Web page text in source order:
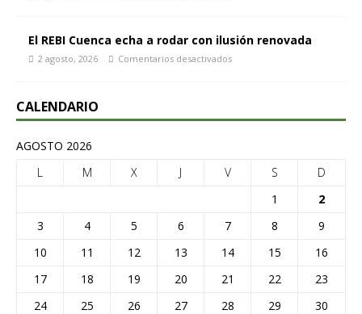
El REBI Cuenca echa a rodar con ilusión renovada
2 agosto, 2026 Comentarios desactivados
CALENDARIO
AGOSTO 2026
L
M X J V S
D
1
2
3
4 5 6 7 8
9
10
11 12 13 14 15
16
17
18 19 20 21 22
23
24
25 26 27 28 29
30